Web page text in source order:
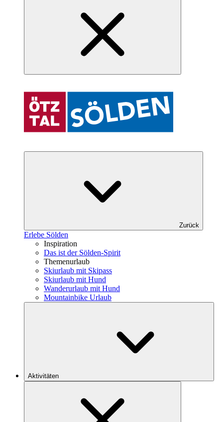
Zurück
Erlebe Sölden
Inspiration
Das ist der Sölden-Spirit
Themenurlaub
Skiurlaub mit Skipass
Skiurlaub mit Hund
Wanderurlaub mit Hund
Mountainbike Urlaub
Aktivitäten